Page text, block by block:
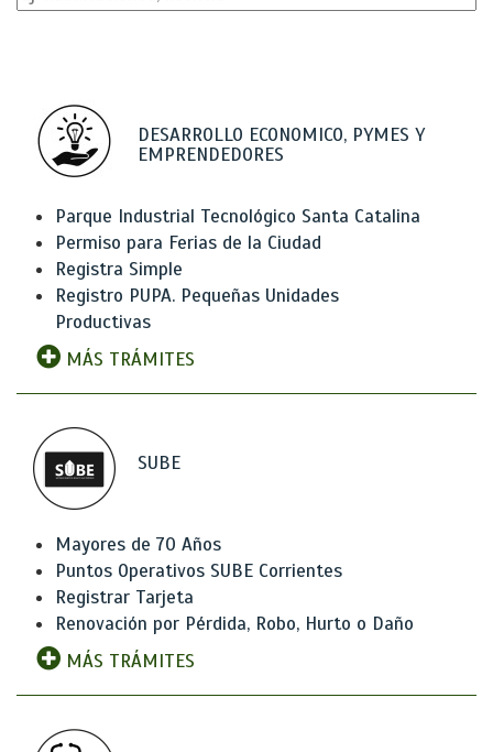
DESARROLLO ECONOMICO, PYMES Y
EMPRENDEDORES
Parque Industrial Tecnológico Santa Catalina
Permiso para Ferias de la Ciudad
Registra Simple
Registro PUPA. Pequeñas Unidades
Productivas
MÁS TRÁMITES
SUBE
Mayores de 70 Años
Puntos Operativos SUBE Corrientes
Registrar Tarjeta
Renovación por Pérdida, Robo, Hurto o Daño
MÁS TRÁMITES